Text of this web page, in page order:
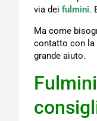
via dei fulmini.
Ma come
contatto con la
grande aiuto.